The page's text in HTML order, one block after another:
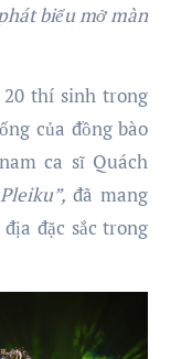
biểu mở màn
20 thí sinh trong
của đồng bào
ca sĩ Quách
đã mang
đặc sắc trong